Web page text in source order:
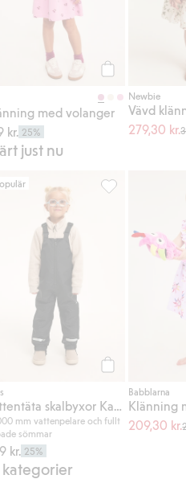
med volanger
kr. 25%
Newbie
279,30 kr.
just nu
med enhörningar 2-pack, Lägg
mm vattenpelare och fullt
sömmar
kr. 25%
Babblarna
209,30 kr.
kategorier